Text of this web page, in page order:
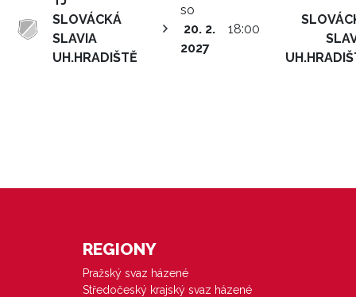
SLOVÁCKÁ
SLAVIA
UH.HRADIŠTĚ
so
20. 2.
2027
18:00
REGIONY
Pražský svaz házené
Středočeský krajský svaz házené